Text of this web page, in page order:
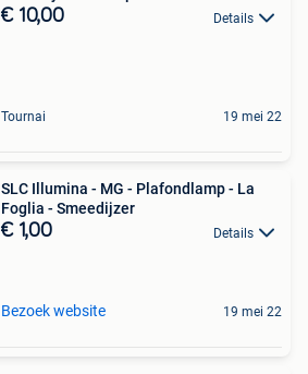
€ 10,00 Details
Tournai 19 mei 22
SLC Illumina - MG - Plafondlamp - La
Foglia - Smeedijzer
€ 1,00 Details
Bezoek website 19 mei 22